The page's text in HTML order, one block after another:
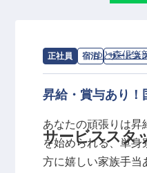
正社員 宿泊 サービス
サービススタ
求人情報：ゆと森倶楽
昇給・賞与あり！
あなたの頑張りは
を始められる、単
方に嬉しい家族手当